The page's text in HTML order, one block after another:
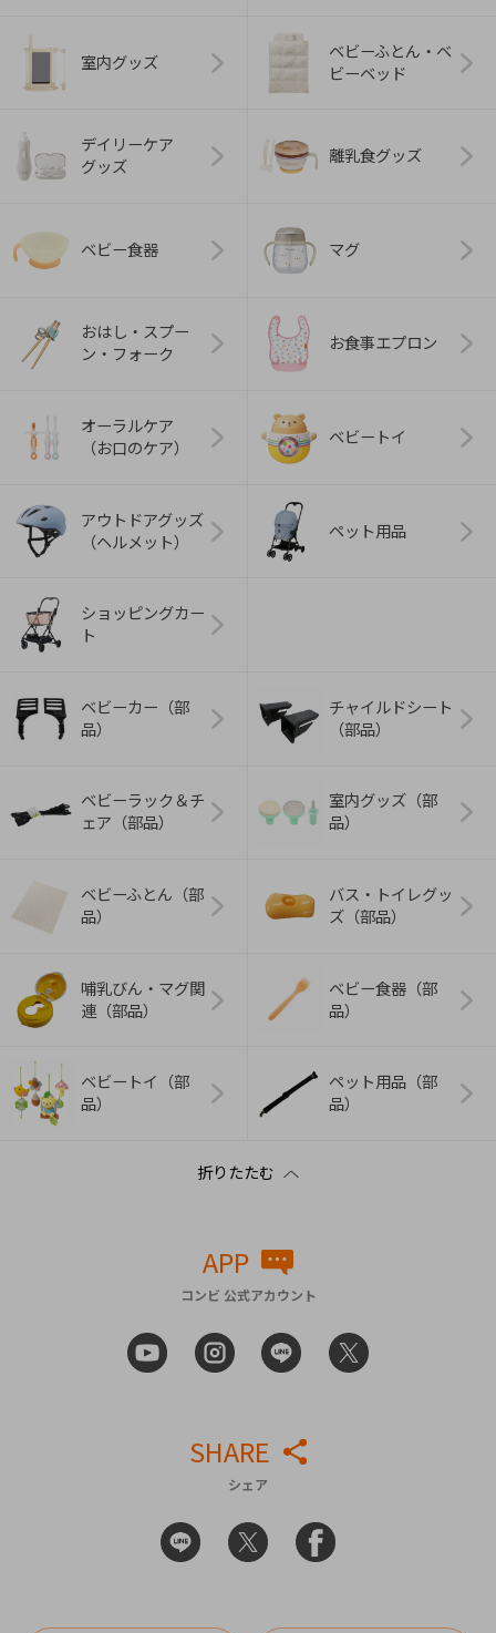
室内グッズ
ベビーふとん・ベ
ビーベッド
デイリーケア
グッズ
離乳食グッズ
ベビー食器 マグ
おはし・スプー
ン・フォーク
お食事エプロン
オーラルケア
（お口のケア）
ベビートイ
アウトドアグッズ
（ヘルメット）
ペット用品
ショッピングカー
ト
ベビーカー（部
品）
チャイルドシート
（部品）
ベビーラック＆チ
ェア（部品）
室内グッズ（部
品）
ベビーふとん（部
品）
バス・トイレグッ
ズ（部品）
哺乳びん・マグ関
連（部品）
ベビー食器（部
品）
ベビートイ（部
品）
ペット用品（部
品）
APP
コンビ 公式アカウント
SHARE
シェア